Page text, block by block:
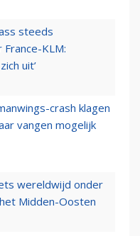
steeds
KLM:
uit’
crash klagen
vangen mogelijk
wereldwijd onder
Midden-Oosten